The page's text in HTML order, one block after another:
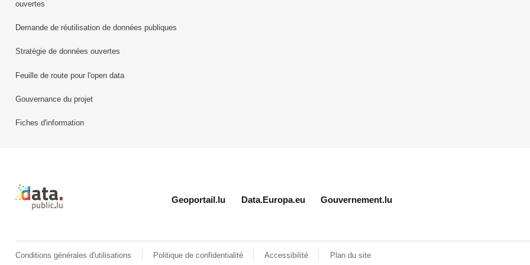
ouvertes
Demande de réutilisation de données publiques
Stratégie de données ouvertes
Feuille de route pour l'open data
Gouvernance du projet
Fiches d'information
Retour à l'accueil de data.public.lu
Geoportail.lu Data.Europa.eu Gouvernement.lu
Conditions générales d'utilisations Politique de confidentialité Accessibilité Plan du site